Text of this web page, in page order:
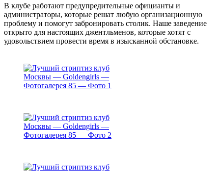
В клубе работают предупредительные официанты и
администраторы, которые решат любую организационную
проблему и помогут забронировать столик. Наше заведение
открыто для настоящих джентльменов, которые хотят с
удовольствием провести время в изысканной обстановке.